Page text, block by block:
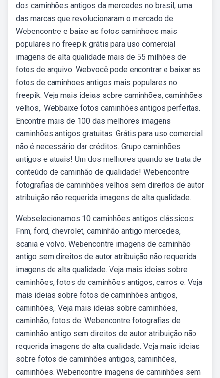
dos caminhões antigos da mercedes no brasil, uma
das marcas que revolucionaram o mercado de.
Webencontre e baixe as fotos caminhoes mais
populares no freepik grátis para uso comercial
imagens de alta qualidade mais de 55 milhões de
fotos de arquivo. Webvocê pode encontrar e baixar as
fotos de caminhoes antigos mais populares no
freepik. Veja mais ideias sobre caminhões, caminhões
velhos,. Webbaixe fotos caminhões antigos perfeitas.
Encontre mais de 100 das melhores imagens
caminhões antigos gratuitas. Grátis para uso comercial
não é necessário dar créditos. Grupo caminhões
antigos e atuais! Um dos melhores quando se trata de
conteúdo de caminhão de qualidade! Webencontre
fotografias de caminhões velhos sem direitos de autor
atribuição não requerida imagens de alta qualidade.
Webselecionamos 10 caminhões antigos clássicos:
Fnm, ford, chevrolet, caminhão antigo mercedes,
scania e volvo. Webencontre imagens de caminhão
antigo sem direitos de autor atribuição não requerida
imagens de alta qualidade. Veja mais ideias sobre
caminhões, fotos de caminhões antigos, carros e. Veja
mais ideias sobre fotos de caminhões antigos,
caminhões,. Veja mais ideias sobre caminhões,
caminhão, fotos de. Webencontre fotografias de
caminhão antigo sem direitos de autor atribuição não
requerida imagens de alta qualidade. Veja mais ideias
sobre fotos de caminhões antigos, caminhões,
caminhões. Webencontre imagens de caminhões sem